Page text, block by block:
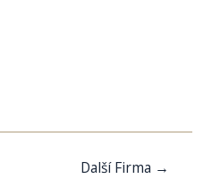
Další Firma →